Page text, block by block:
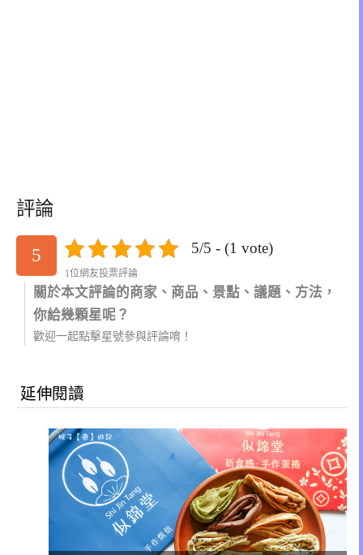
評論
5 5/5 - (1 vote)
1位網友投票評論
關於本文評論的商家、商品、景點、議題、方法，
你給幾顆星呢？
歡迎一起點擊星號參與評論唷！
延伸閱讀